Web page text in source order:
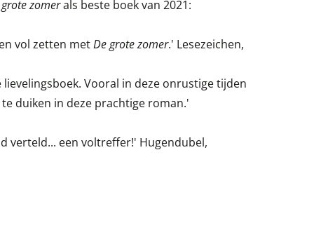
zomerals beste boek van 2021:
vol zetten metDe grote zomer.' Lesezeichen,
lievelingsboek. Vooral in deze onrustige tijden
duiken in deze prachtige roman.'
verteld... een voltreffer!' Hugendubel,